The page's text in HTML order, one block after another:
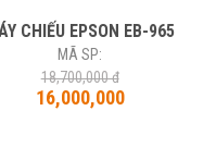
CHIẾU EPSON EB-965
MÃ SP:
18,700,000 đ
16,000,000